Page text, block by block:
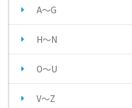
A～G
H～N
O～U
V～Z